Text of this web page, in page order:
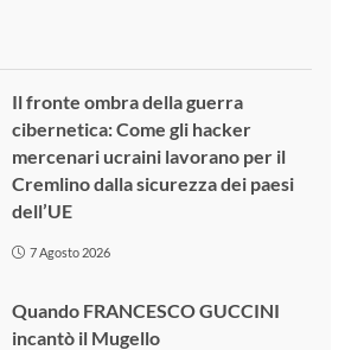
Il fronte ombra della guerra
cibernetica: Come gli hacker
mercenari ucraini lavorano per il
Cremlino dalla sicurezza dei paesi
dell’UE
7 Agosto 2026
Quando FRANCESCO GUCCINI
incantò il Mugello